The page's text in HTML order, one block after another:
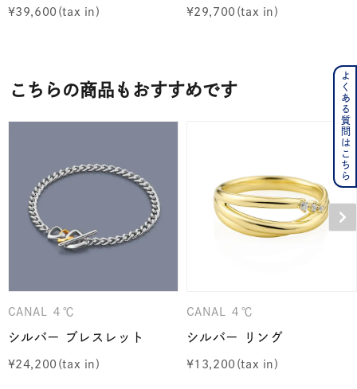
¥39,600 ¥29,700
こちらの商品もおすすめです
CANAL ４℃
シルバー ブレスレット
¥24,200
CANAL ４℃
シルバー リング
¥13,200
よくある質問はこちら